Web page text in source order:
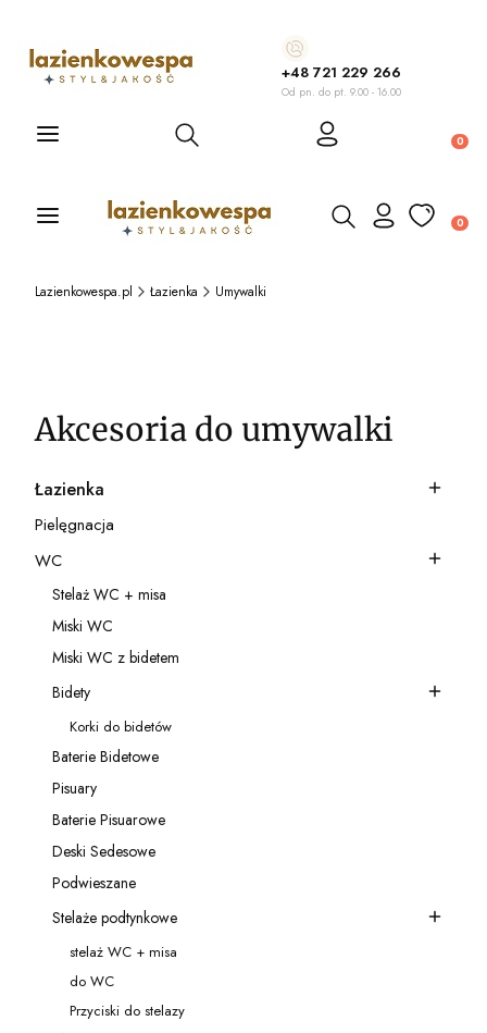
+48 721 229 266
Od pn. do pt. 9.00 - 16.00
Otwórz wyszukiwarkę
Otwórz wyszukiwarkę
Lazienkowespa.pl Łazienka Umywalki
Akcesoria do umywalki
Kategoria - Łazienka
Łazienka
Kategoria - Pielęgnacja
Pielęgnacja
Kategoria - WC
WC
Kategoria - Stelaż WC + misa
Stelaż WC + misa
Kategoria - Miski WC
Miski WC
Kategoria - Miski WC z bidetem
Miski WC z bidetem
Kategoria - Bidety
Bidety
Kategoria - Korki do bidetów
Korki do bidetów
Kategoria - Baterie Bidetowe
Baterie Bidetowe
Kategoria - Pisuary
Pisuary
Kategoria - Baterie Pisuarowe
Baterie Pisuarowe
Kategoria - Deski Sedesowe
Deski Sedesowe
Kategoria - Podwieszane
Podwieszane
Kategoria - Stelaże podtynkowe
Stelaże podtynkowe
Kategoria - stelaż WC + misa
stelaż WC + misa
Kategoria - do WC
do WC
Kategoria - Przyciski do stelazy
Przyciski do stelazy